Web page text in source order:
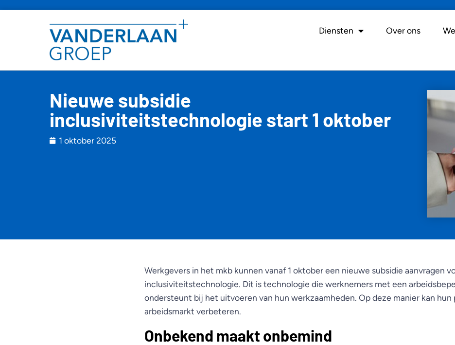
Diensten Over ons
Nieuwe subsidie
inclusiviteitstechnologie start 1 oktober
1 oktober 2025
Werkgevers in het mkb kunnen vanaf 1 oktober een nieuwe subsidie aanvragen
inclusiviteitstechnologie. Dit is technologie die werknemers met een
ondersteunt bij het uitvoeren van hun werkzaamheden. Op deze manier kan hun
arbeidsmarkt verbeteren.
Onbekend maakt onbemind